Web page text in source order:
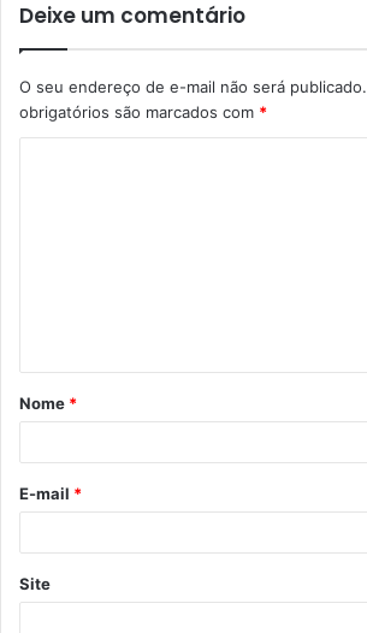
Deixe um comentário
O seu endereço de e-mail não será publicado.
obrigatórios são marcados com *
á
r
*
Nome *
E-mail *
Site